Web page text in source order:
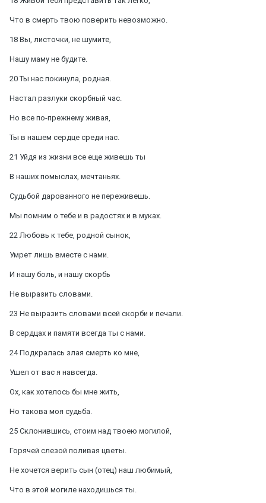
Что в смерть твою поверить невозможно.
18 Вы, листочки, не шумите,
Нашу маму не будите.
20 Ты нас покинула, родная.
Настал разлуки скорбный час.
Но все по-прежнему живая,
Ты в нашем сердце среди нас.
21 Уйдя из жизни все еще живешь ты
В наших помыслах, мечтаньях.
Судьбой дарованного не переживешь.
Мы помним о тебе и в радостях и в муках.
22 Любовь к тебе, родной сынок,
Умрет лишь вместе с нами.
И нашу боль, и нашу скорбь
Не выразить словами.
23 Не выразить словами всей скорби и печали.
В сердцах и памяти всегда ты с нами.
24 Подкралась злая смерть ко мне,
Ушел от вас я навсегда.
Ох, как хотелось бы мне жить,
Но такова моя судьба.
25 Склонившись, стоим над твоею могилой,
Горячей слезой поливая цветы.
Не хочется верить сын (отец) наш любимый,
Что в этой могиле находишься ты.